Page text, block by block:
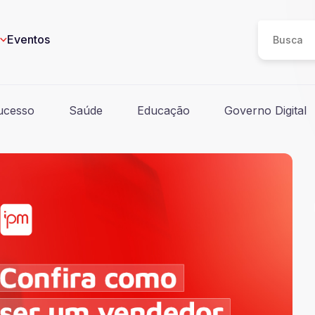
Saúde Educação
Eventos
Saúde Educação Governo Digital